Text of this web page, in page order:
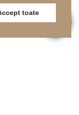
toate